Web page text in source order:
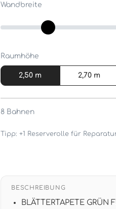
Wandbreite
Raumhöhe
2,50 m 2,70 m
8 Bahnen
Tipp: +1 Reserverolle für
BESCHREIBUNG
BLÄTTERTAPETE